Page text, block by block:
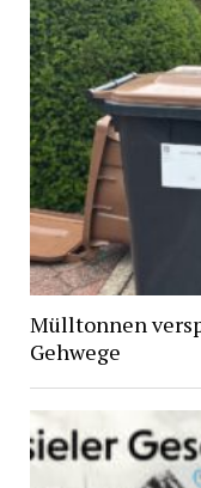
Mülltonnen
Gehwege